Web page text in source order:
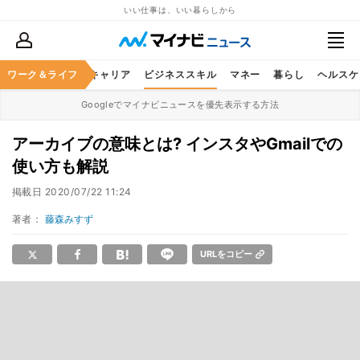
いい仕事は、いい暮らしから
ワーク＆ライフ キャリア ビジネススキル マネー 暮らし ヘルス
Googleでマイナビニュースを優先表示する方法
アーカイブの意味とは? インスタやGmailでの
使い方も解説
掲載日 2020/07/22 11:24
著者： 藤森みすず
URLをコピー